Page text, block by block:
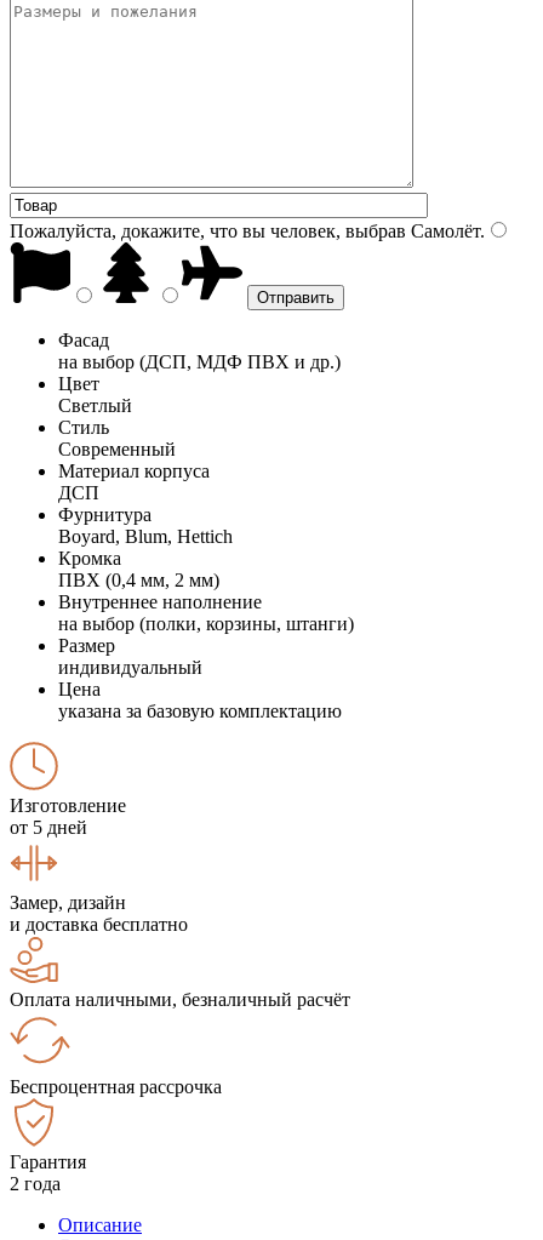
Пожалуйста, докажите, что вы человек, выбрав Самолёт.
Фасад
на выбор (ДСП, МДФ ПВХ и др.)
Цвет
Светлый
Стиль
Современный
Материал корпуса
ДСП
Фурнитура
Boyard, Blum, Hettich
Кромка
ПВХ (0,4 мм, 2 мм)
Внутреннее наполнение
на выбор (полки, корзины, штанги)
Размер
индивидуальный
Цена
указана за базовую комплектацию
Изготовление
от 5 дней
Замер, дизайн
и доставка бесплатно
Оплата наличными, безналичный расчёт
Беспроцентная рассрочка
Гарантия
2 года
Описание